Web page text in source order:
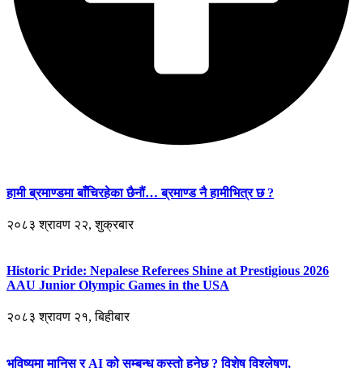
हामी ब्रमाण्डमा बाँचिरहेका छैनौं… ब्रमाण्ड नै हामीभित्र छ ?
२०८३ श्रावण २२, शुक्रबार
Historic Pride: Nepalese Referees Shine at Prestigious 2026
AAU Junior Olympic Games in the USA
२०८३ श्रावण २१, बिहीबार
भविष्यमा मानिस र AI को सम्बन्ध कस्तो हुनेछ ? विशेष विश्लेषण,